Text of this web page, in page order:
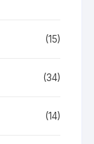
(15)
(34)
(14)